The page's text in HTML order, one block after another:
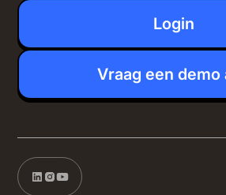
Login
Vraag een demo